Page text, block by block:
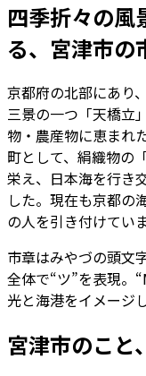
四季折々の風
る、宮津市の
京都府の北部にあり
三景の一つ「天橋立
物・農産物に恵まれ
町として、絹織物の
栄え、日本海を行き
した。現在も京都の
の人を引き付けていま
市章はみやづの頭文
全体で“ツ”を表現。
光と海港をイメージ
宮津市のこと